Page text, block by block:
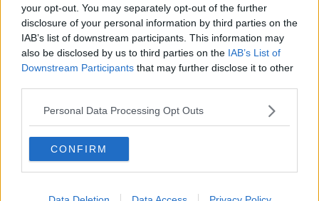
your opt-out. You may separately opt-out of the further
disclosure of your personal information by third parties on the
IAB’s list of downstream participants. This information may
also be disclosed by us to third parties on the IAB’s List of
Downstream Participants that may further disclose it to other
Personal Data Processing Opt Outs
CONFIRM
Alle mamme che sono punto di riferimento per le famiglie, per i figli
e per l’intera comunità.
Alle mamme giovani, alle nonne, alle mamme che affrontano
sacrifici silenziosi, e a quelle che custodiamo sempre nel cuore.
Sono le ancore della nostra vita e il pilastro fondamentale della
A tutte loro va il nostro grazie più grande.
Buona Festa della Mamma a tutte le mamme di Portoferraio.
Con affetto e gratitudine".